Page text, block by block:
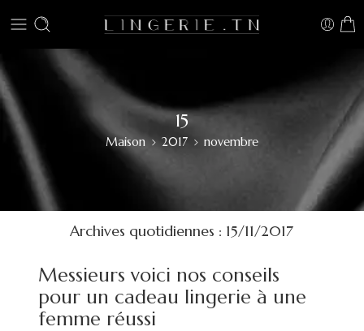
15
Maison 2017 novembre
Archives quotidiennes : 15/11/2017
Messieurs voici nos conseils
pour un cadeau lingerie à une
femme réussi